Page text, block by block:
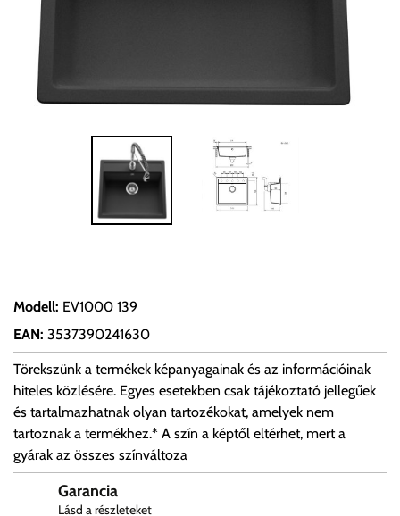
Modell: EV1000 139
EAN: 3537390241630
Törekszünk a termékek képanyagainak és az információinak
hiteles közlésére. Egyes esetekben csak tájékoztató jellegűek
és tartalmazhatnak olyan tartozékokat, amelyek nem
tartoznak a termékhez.* A szín a képtől eltérhet, mert a
gyárak az összes színváltoza
Garancia
Lásd a részleteket